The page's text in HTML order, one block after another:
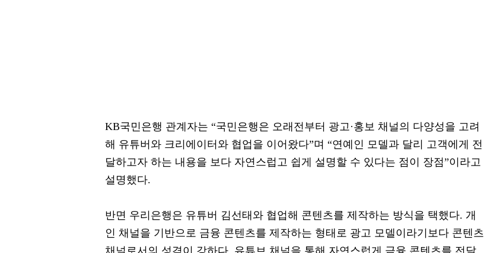
KB국민은행 관계자는 “국민은행은 오래전부터 광고·홍보 채널의 다양성을 고려
해 유튜버와 크리에이터와 협업을 이어왔다”며 “연예인 모델과 달리 고객에게 전
달하고자 하는 내용을 보다 자연스럽고 쉽게 설명할 수 있다는 점이 장점”이라고
설명했다.
반면 우리은행은 유튜버 김선태와 협업해 콘텐츠를 제작하는 방식을 택했다. 개
인 채널을 기반으로 금융 콘텐츠를 제작하는 형태로 광고 모델이라기보다 콘텐츠
채널로서의 성격이 강하다. 유튜브 채널을 통해 자연스럽게 금융 콘텐츠를 전달